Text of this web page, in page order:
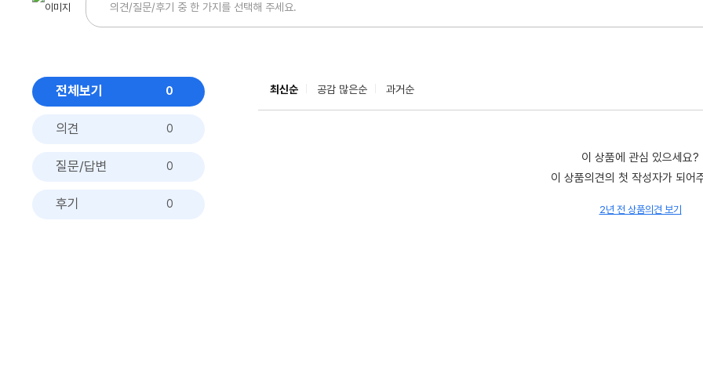
전체보기 0
의견 0
질문/답변 0
후기 0
최신순 공감 많은순 과거순
이 상품에 관심 있으세요?
이 상품의견의 첫 작성자가 되어
2년 전 상품의견 보기